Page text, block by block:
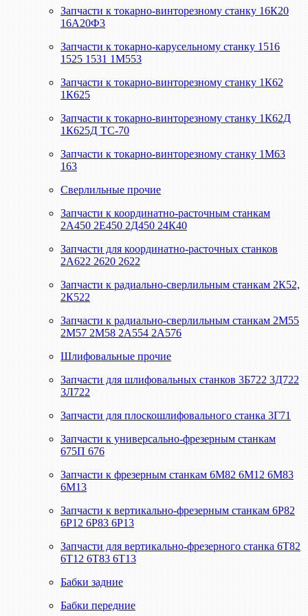
Запчасти к токарно-винторезному станку 16К20
16А20Ф3
Запчасти к токарно-карусельному станку 1516
1525 1531 1М553
Запчасти к токарно-винторезному станку 1К62
1К625
Запчасти к токарно-винторезному станку 1К62Д
1К625Д ТС-70
Запчасти к токарно-винторезному станку 1М63
163
Сверлильные прочие
Запчасти к координатно-расточным станкам
2А450 2Е450 2Д450 24К40
Запчасти для координатно-расточных станков
2А622 2620 2622
Запчасти к радиально-сверлильным станкам 2К52,
2К522
Запчасти к радиально-сверлильным станкам 2М55
2М57 2М58 2А554 2А576
Шлифовальные прочие
Запчасти для шлифовальных станков 3Б722 3Д722
3Л722
Запчасти для плоскошлифовального станка 3Г71
Запчасти к универсально-фрезерным станкам
675П 676
Запчасти к фрезерным станкам 6М82 6М12 6М83
6М13
Запчасти к вертикально-фрезерным станкам 6Р82
6Р12 6Р83 6Р13
Запчасти для вертикально-фрезерного станка 6Т82
6Т12 6Т83 6Т13
Бабки задние
Бабки передние